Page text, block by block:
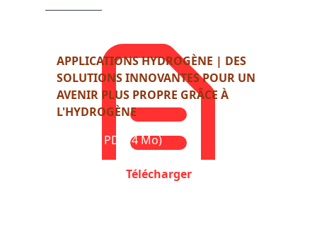
APPLICATIONS HYDROGÈNE | DES
SOLUTIONS INNOVANTES POUR UN
AVENIR PLUS PROPRE GRÂCE À
L'HYDROGÈNE
Format : PDF (4 Mo)
Télécharger